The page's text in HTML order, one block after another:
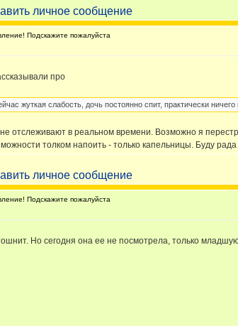
Подскажите пожалуйста
про
жуткая слабость, дочь постоянно спит, практически
не отслеживают в реальном времени. Возможно я
толком напоить - только капельницы. Буду
Подскажите пожалуйста
Но сегодня она ее не посмотрела, только